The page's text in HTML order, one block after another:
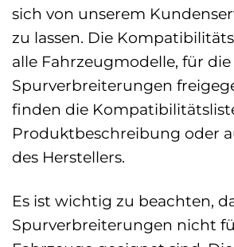
sich von unserem
zu lassen. Die
alle Fahrzeugmodelle, für
Spurverbreiterungen
finden die
Produktbeschreibung oder
des Herstellers.
Es ist wichtig zu beachten,
Spurverbreiterungen nicht